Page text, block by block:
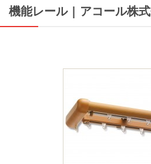
機能レール | アコール株